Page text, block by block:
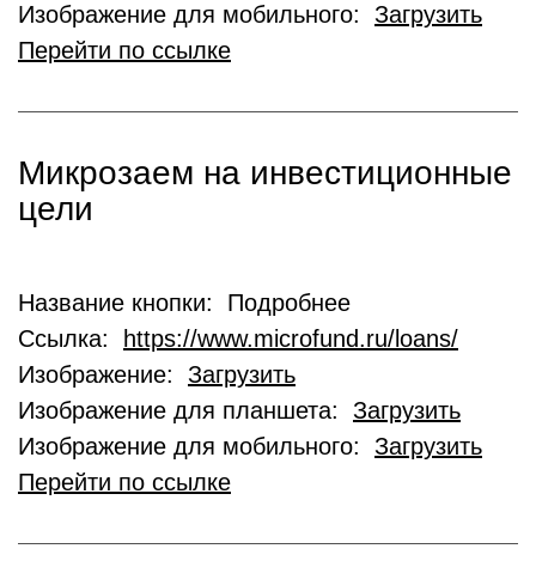
Изображение для мобильного: Загрузить
Перейти по ссылке
Микрозаем на инвестиционные
цели
Название кнопки: Подробнее
Ссылка:
https://www.microfund.ru/loans/
Изображение: Загрузить
Изображение для планшета: Загрузить
Изображение для мобильного: Загрузить
Перейти по ссылке